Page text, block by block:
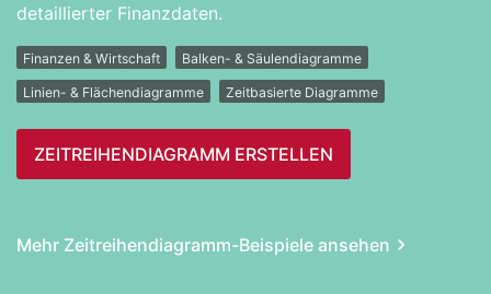
detaillierter Finanzdaten.
Finanzen & Wirtschaft Balken- & Säulendiagramme
Linien- & Flächendiagramme Zeitbasierte Diagramme
ZEITREIHEN­DIAGRAMM ERSTELLEN
Mehr Zeitreihen­diagramm-Beispiele ansehen